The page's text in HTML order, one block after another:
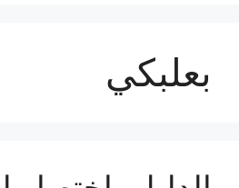
بعلبكي